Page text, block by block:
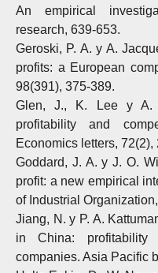
An empirical
research, 639-653.
Geroski, P. A. y A.
profits: a European
98(391), 375-389.
Glen, J., K. Lee y A.
profitability and
Economics letters, 72(2),
Goddard, J. A. y J. O.
profit: a new empirical
of Industrial
Jiang, N. y P. A.
in China: profitability
companies. Asia Pacific